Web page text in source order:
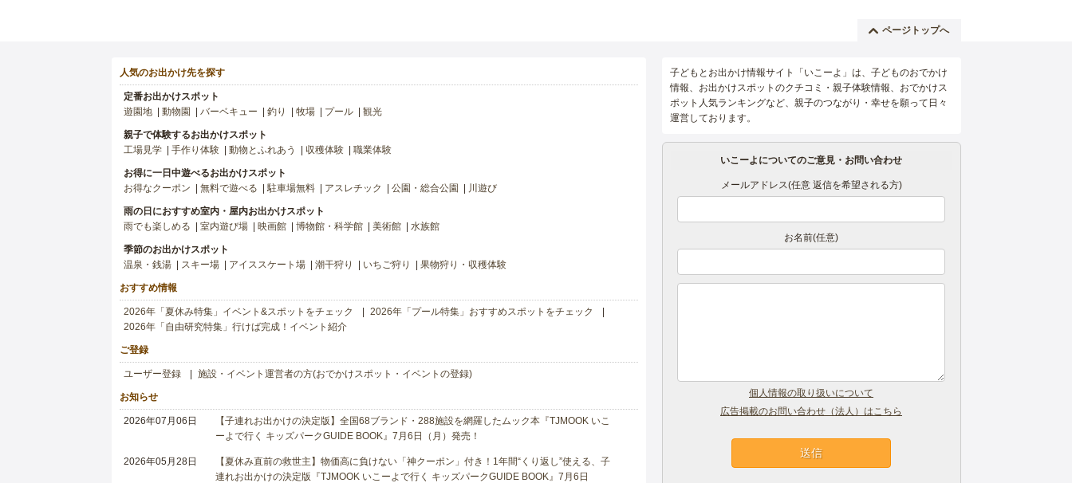
ページトップへ
人気のお出かけ先を探す
定番お出かけスポット
遊園地
動物園 バーベキュー 釣り 牧場 プール 観光
親子で体験するお出かけスポット
工場見学
手作り体験 動物とふれあう 収穫体験 職業体験
お得に一日中遊べるお出かけスポット
お得なクーポン
無料で遊べる 駐車場無料 アスレチック 公園・総合公園 川遊び
雨の日におすすめ室内・屋内お出かけスポット
雨でも楽しめる
室内遊び場 映画館 博物館・科学館 美術館 水族館
季節のお出かけスポット
温泉・銭湯
スキー場 アイススケート場 潮干狩り いちご狩り 果物狩り・収穫体験
おすすめ情報
2026年「夏休み特集」イベント&スポットをチェック
2026年「プール特集」おすすめスポットをチェック
2026年「自由研究特集」行けば完成！イベント紹介
ご登録
ユーザー登録 施設・イベント運営者の方(おでかけスポット・イベントの登録)
お知らせ
2026年07月06日
【子連れお出かけの決定版】全国68ブランド・288施設を網羅したムック本『TJMOOK いこ
ーよで行く キッズパークGUIDE BOOK』7月6日（月）発売！
2026年05月28日
【夏休み直前の救世主】物価高に負けない「神クーポン」付き！1年間“くり返し”使える、子
連れお出かけの決定版『TJMOOK いこーよで行く キッズパークGUIDE BOOK』7月6日
子どもとお出かけ情報サイト「いこーよ」は、子どものおでかけ
情報、お出かけスポットのクチコミ・親子体験情報、おでかけス
ポット人気ランキングなど、親子のつながり・幸せを願って日々
運営しております。
いこーよについてのご意見・お問い合わせ
メールアドレス(任意 返信を希望される方)
お名前(任意)
個人情報の取り扱いについて
広告掲載のお問い合わせ（法人）はこちら